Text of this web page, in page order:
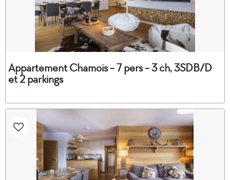
Appartement Chamois - 7 pers - 3 ch, 3SDB/D
et 2 parkings